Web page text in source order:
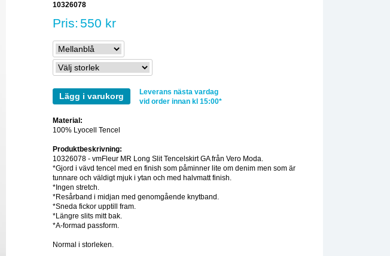
10326078
Pris: 550 kr
Lägg i varukorg
Leverans nästa vardag
vid order innan kl 15:00*
Material:
100% Lyocell Tencel
Produktbeskrivning:
10326078 - vmFleur MR Long Slit Tencelskirt GA från Vero Moda.
*Gjord i vävd tencel med en finish som påminner lite om denim men som är
tunnare och väldigt mjuk i ytan och med halvmatt finish.
*Ingen stretch.
*Resårband i midjan med genomgående knytband.
*Sneda fickor upptill fram.
*Längre slits mitt bak.
*A-formad passform.
Normal i storleken.